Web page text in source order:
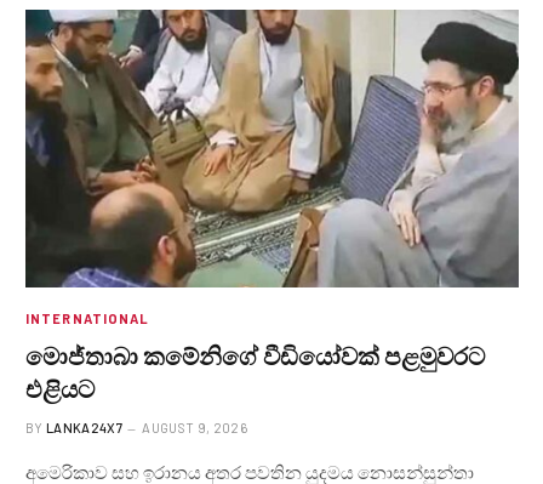
INTERNATIONAL
මොජ්තාබා කමේනිගේ වීඩියෝවක් පළමුවරට
එළියට
BY LANKA24X7 AUGUST 9, 2026
අමෙරිකාව සහ ඉරානය අතර පවතින යුදමය නොසන්සුන්තා